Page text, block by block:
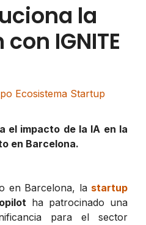
la
IGNITE
Ecosistema Startup
el impacto de la IA en la
en Barcelona.
en Barcelona, la startup
ha patrocinado una
para el sector